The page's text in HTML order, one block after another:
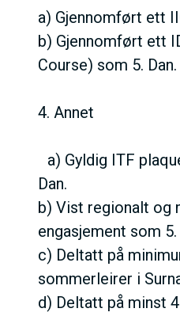
a) Gjennomført ett
b) Gjennomført ett
Course) som 5. Dan.
4. Annet
a) Gyldig ITF
Dan.
b) Vist regionalt og
engasjement som 5.
c) Deltatt på
sommerleirer i
d) Deltatt på minst